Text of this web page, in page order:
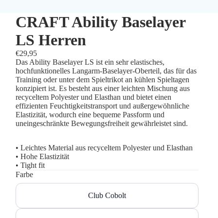
CRAFT Ability Baselayer
LS Herren
€29,95
Das Ability Baselayer LS ist ein sehr elastisches,
hochfunktionelles Langarm-Baselayer-Oberteil, das für das
Training oder unter dem Spieltrikot an kühlen Spieltagen
konzipiert ist. Es besteht aus einer leichten Mischung aus
recyceltem Polyester und Elasthan und bietet einen
effizienten Feuchtigkeitstransport und außergewöhnliche
Elastizität, wodurch eine bequeme Passform und
uneingeschränkte Bewegungsfreiheit gewährleistet sind.
• Leichtes Material aus recyceltem Polyester und Elasthan
• Hohe Elastizität
• Tight fit
Farbe
Club Cobolt